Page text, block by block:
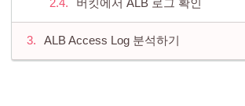
ALB Access Log 분석하기